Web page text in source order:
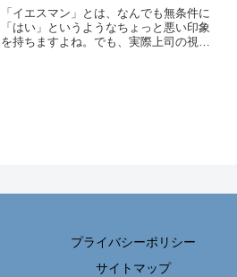
「イエスマン」とは、なんでも無条件に
「はい」というようなちょっと悪い印象
を持ちますよね。でも、実際上司の視点
プライバシーポリシー
サイトマップ